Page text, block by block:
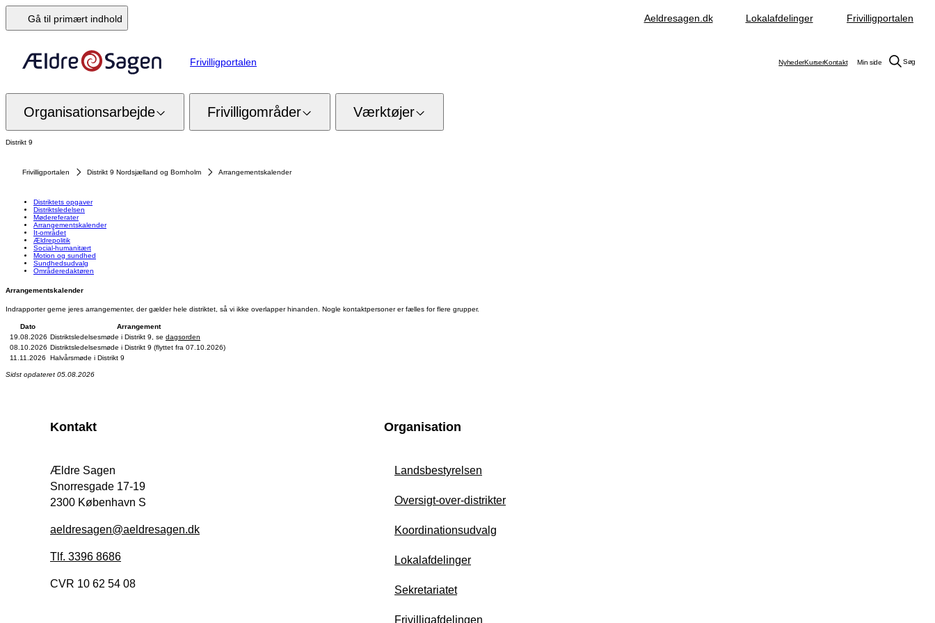
Gå til primært indhold Aeldresagen.dk Lokalafdelinger Frivilligportalen
Frivilligportalen NyhederKurserKontakt Min side Søg
Organisationsarbejde Frivilligområder Værktøjer
Distrikt 9
Frivilligportalen Distrikt 9 Nordsjælland og Bornholm Arrangementskalender
Distriktets opgaver
Distriktsledelsen
Mødereferater
Arrangementskalender
It-området
Ældrepolitik
Social-humanitært
Motion og sundhed
Sundhedsudvalg
Områderedaktøren
Arrangementskalender
Indrapporter gerne jeres arrangementer, der gælder hele distriktet, så vi ikke overlapper hinanden. Nogle kontaktpersoner er fælles for flere grupper.
Dato
Arrangement
19.08.2026 Distriktsledelsesmøde i Distrikt 9, se dagsorden
08.10.2026 Distriktsledelsesmøde i Distrikt 9 (flyttet fra 07.10.2026)
11.11.2026
Halvårsmøde i Distrikt 9
Sidst opdateret 05.08.2026
Kontakt
Ældre Sagen
Snorresgade 17-19
2300 København S
aeldresagen@aeldresagen.dk
Tlf. 3396 8686
CVR 10 62 54 08
Organisation
Landsbestyrelsen
Oversigt-over-distrikter
Koordinationsudvalg
Lokalafdelinger
Sekretariatet
Frivilligafdelingen